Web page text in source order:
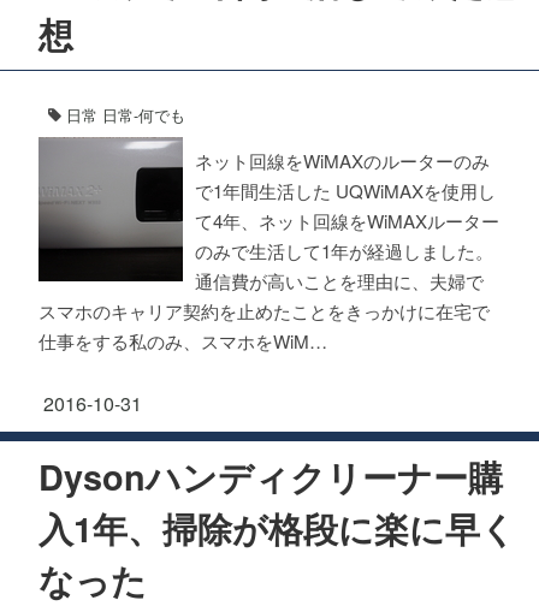
想
日常 日常-何でも
ネット回線をWiMAXのルーターのみ
で1年間生活した UQWiMAXを使用し
て4年、ネット回線をWiMAXルーター
のみで生活して1年が経過しました。
通信費が高いことを理由に、夫婦で
スマホのキャリア契約を止めたことをきっかけに在宅で
仕事をする私のみ、スマホをWiM…
2016-10-31
Dysonハンディクリーナー購
入1年、掃除が格段に楽に早く
なった